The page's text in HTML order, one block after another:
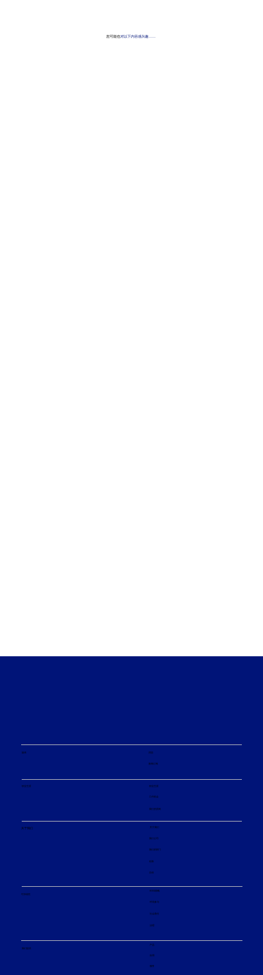
您可能也对以下内容感兴趣……
关于我们 关于我们
我们公司
我们的部门
创新
活动
可持续性
ESG策略
环境参与
社会责任
治理
我们提供
产品
应用
服务
媒体 消息
新闻订阅
职业生涯 职业生涯
工作机会
我们的原则